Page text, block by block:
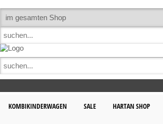
KOMBIKINDERWAGEN SALE HARTAN SHOP